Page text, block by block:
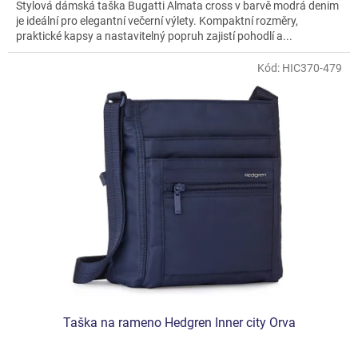
Stylová dámská taška Bugatti Almata cross v barvě modrá denim
je ideální pro elegantní večerní výlety. Kompaktní rozměry,
praktické kapsy a nastavitelný popruh zajistí pohodlí a...
Taška na rameno Hedgren Inner city Orva
Kód: HIC370-479